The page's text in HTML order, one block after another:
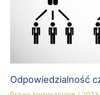
Odpowiedzialność